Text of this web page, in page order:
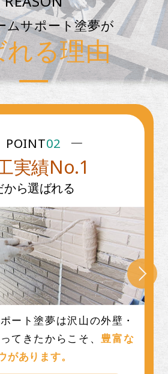
ムサポート塗夢が
れる理由
POINT03
実績が豊富
から選ばれる
わり続け、お客様にご満
らこそ頂いた表彰になり